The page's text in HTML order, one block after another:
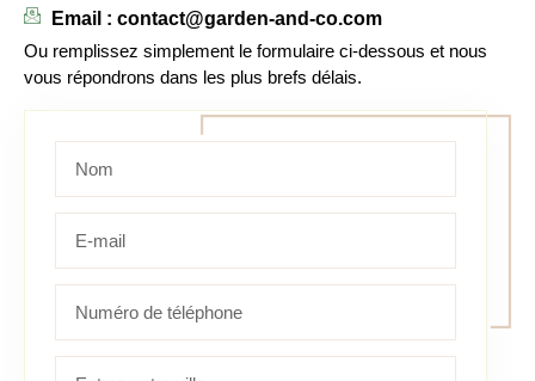
Email : contact@garden-and-co.com
Ou remplissez simplement le formulaire ci-dessous et nous
vous répondrons dans les plus brefs délais.